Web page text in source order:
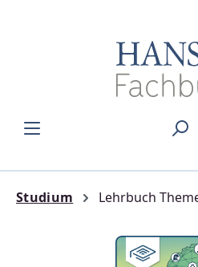
Studium Lehrbuch
Bildergalerie überspringen